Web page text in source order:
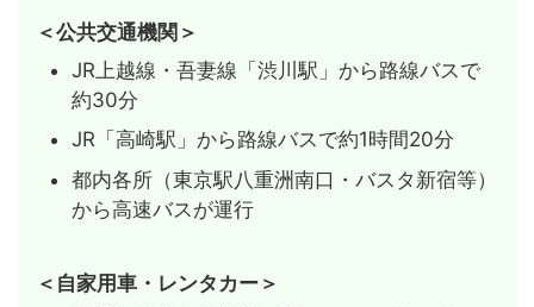
＜公共交通機関＞
JR上越線・吾妻線「渋川駅」から路線バスで
約30分
JR「高崎駅」から路線バスで約1時間20分
都内各所（東京駅八重洲南口・バスタ新宿等）
から高速バスが運行
＜自家用車・レンタカー＞